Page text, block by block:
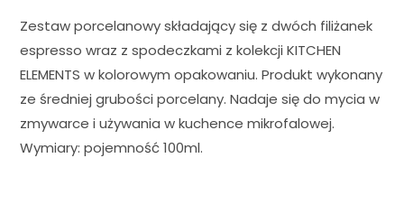
Zestaw porcelanowy składający się z dwóch filiżanek
espresso wraz z spodeczkami z kolekcji KITCHEN
ELEMENTS w kolorowym opakowaniu. Produkt wykonany
ze średniej grubości porcelany. Nadaje się do mycia w
zmywarce i używania w kuchence mikrofalowej.
Wymiary: pojemność 100ml.